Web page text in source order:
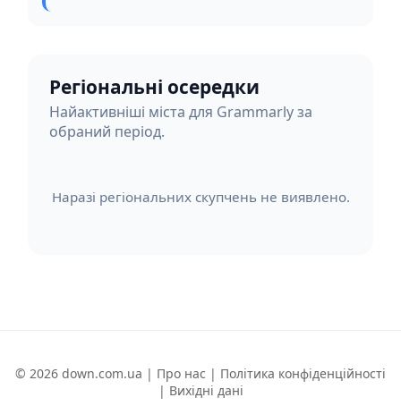
Регіональні осередки
Найактивніші міста для Grammarly за
обраний період.
Наразі регіональних скупчень не виявлено.
© 2026 down.com.ua | Про нас | Політика конфіденційності
| Вихідні дані